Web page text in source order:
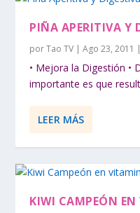
PIÑA APERITIVA Y
porTao TV |Ago 23, 2011
• Mejora la Digestión •
importante es que
LEER MÁS
KIWI CAMPEÓN